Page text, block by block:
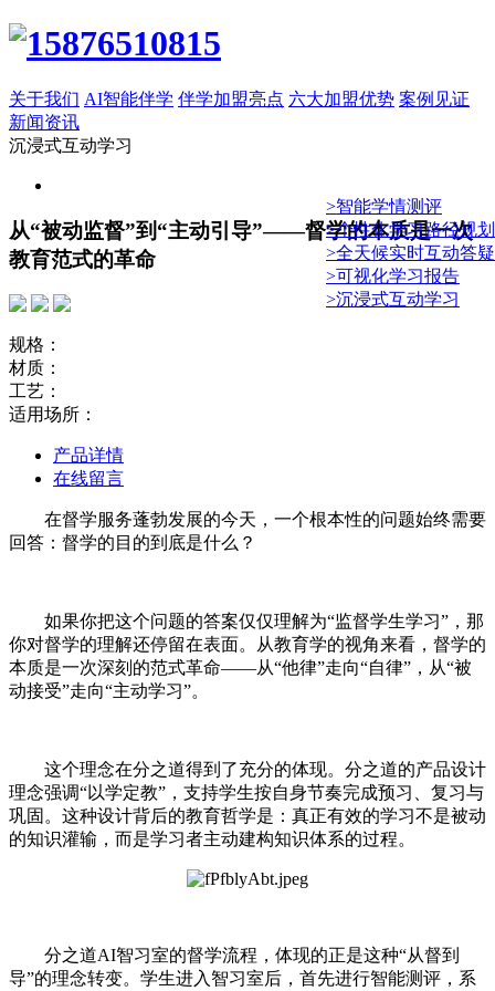
关于我们 AI智能伴学 伴学加盟亮点 六大加盟优势 案例见证
新闻资讯
沉浸式互动学习
>智能学情测评
>个性化学习路径规划
>全天候实时互动答疑
>可视化学习报告
>沉浸式互动学习
从“被动监督”到“主动引导”——督学的本质是一次
教育范式的革命
规格：
材质：
工艺：
适用场所：
产品详情
在线留言
在督学服务蓬勃发展的今天，一个根本性的问题始终需要
回答：督学的目的到底是什么？
如果你把这个问题的答案仅仅理解为“监督学生学习”，那
你对督学的理解还停留在表面。从教育学的视角来看，督学的
本质是一次深刻的范式革命——从“他律”走向“自律”，从“被
动接受”走向“主动学习”。
这个理念在分之道得到了充分的体现。分之道的产品设计
理念强调“以学定教”，支持学生按自身节奏完成预习、复习与
巩固。这种设计背后的教育哲学是：真正有效的学习不是被动
的知识灌输，而是学习者主动建构知识体系的过程。
分之道AI智习室的督学流程，体现的正是这种“从督到
导”的理念转变。学生进入智习室后，首先进行智能测评，系